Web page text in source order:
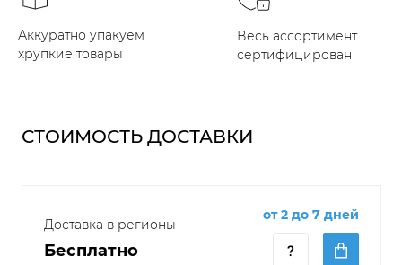
Аккуратно упакуем
хрупкие товары
Весь ассортимент
сертифицирован
СТОИМОСТЬ ДОСТАВКИ
Доставка в регионы
Бесплатно
от 2 до 7 дней